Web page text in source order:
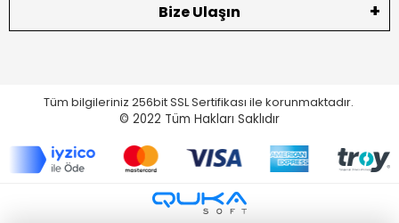
Bize Ulaşın
Tüm bilgileriniz 256bit SSL Sertifikası ile korunmaktadır.
© 2022 Tüm Hakları Saklıdır